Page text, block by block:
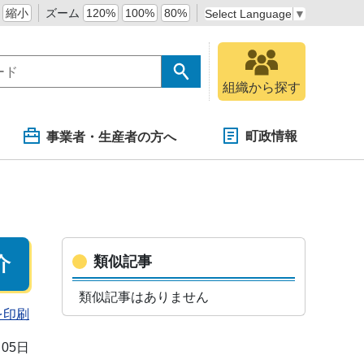
縮小 ズーム 120% 100% 80% Select Language ▼
組織から探す
事業者・生産者の方へ 町政情報
刷
日
類似記事
類似記事はありません